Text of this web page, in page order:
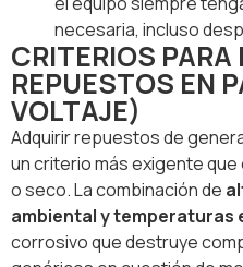
necesaria, incluso
CRITERIOS PARA
REPUESTOS EN
VOLTAJE)
Adquirir repuestos de
un criterio más exigente
o seco. La combinación de
ambiental y temperaturas
corrosivo que destruye